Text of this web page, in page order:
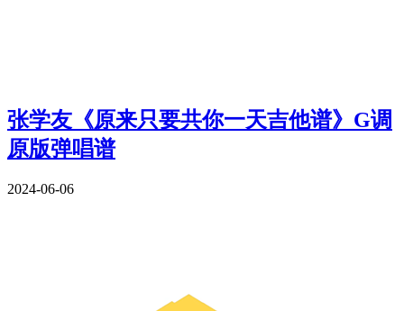
张学友《原来只要共你一天吉他谱》G调
原版弹唱谱
2024-06-06